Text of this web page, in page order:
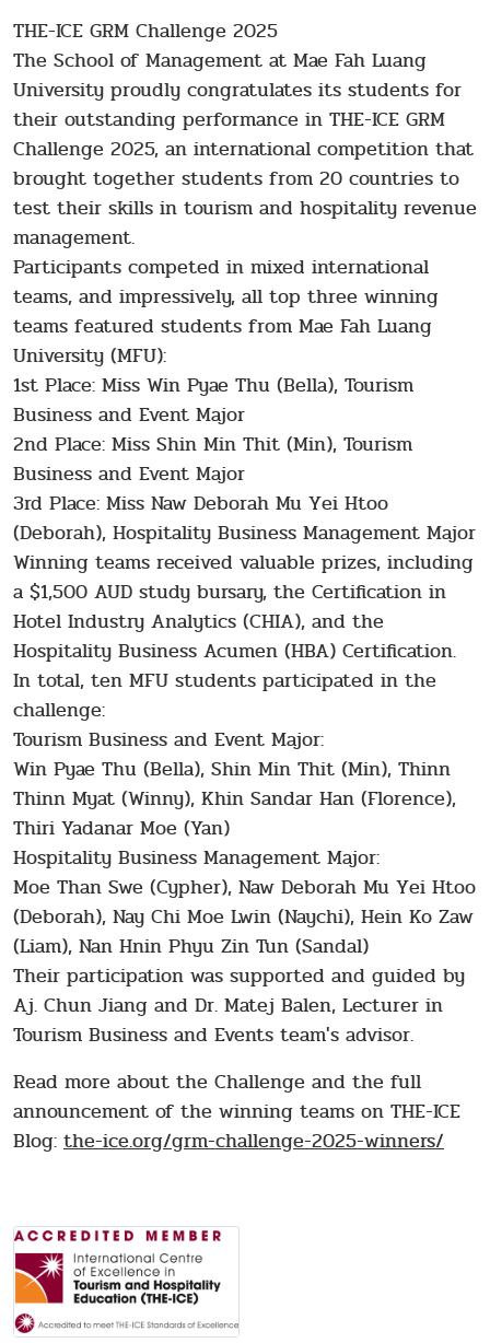
THE-ICE GRM Challenge 2025
The School of Management at Mae Fah Luang
University proudly congratulates its students for
their outstanding performance in THE-ICE GRM
Challenge 2025, an international competition that
brought together students from 20 countries to
test their skills in tourism and hospitality revenue
management.
Participants competed in mixed international
teams, and impressively, all top three winning
teams featured students from Mae Fah Luang
University (MFU):
1st Place: Miss Win Pyae Thu (Bella), Tourism
Business and Event Major
2nd Place: Miss Shin Min Thit (Min), Tourism
Business and Event Major
3rd Place: Miss Naw Deborah Mu Yei Htoo
(Deborah), Hospitality Business Management Major
Winning teams received valuable prizes, including
a $1,500 AUD study bursary, the Certification in
Hotel Industry Analytics (CHIA), and the
Hospitality Business Acumen (HBA) Certification.
In total, ten MFU students participated in the
challenge:
Tourism Business and Event Major:
Win Pyae Thu (Bella), Shin Min Thit (Min), Thinn
Thinn Myat (Winny), Khin Sandar Han (Florence),
Thiri Yadanar Moe (Yan)
Hospitality Business Management Major:
Moe Than Swe (Cypher), Naw Deborah Mu Yei Htoo
(Deborah), Nay Chi Moe Lwin (Naychi), Hein Ko Zaw
(Liam), Nan Hnin Phyu Zin Tun (Sandal)
Their participation was supported and guided by
Aj. Chun Jiang and Dr. Matej Balen, Lecturer in
Tourism Business and Events team's advisor.
Read more about the Challenge and the full
announcement of the winning teams on THE-ICE
Blog: the-ice.org/grm-challenge-2025-winners/